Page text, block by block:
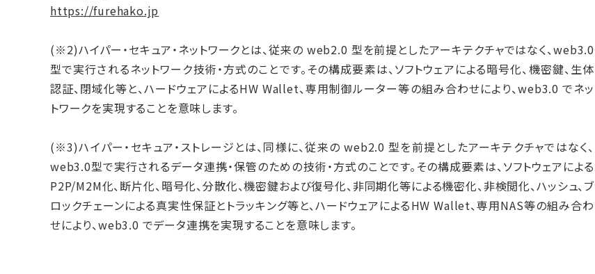
https://furehako.jp
(※2)ハイパー・セキュア・ネットワークとは、従来の web2.0 型を前提としたアーキテクチャではなく、web3.0
型で実行されるネットワーク技術・方式のことです。その構成要素は、ソフトウェアによる暗号化、機密鍵、生体
認証、閉域化等と、ハードウェアによるHW Wallet、専用制御ルーター等の組み合わせにより、web3.0 でネッ
トワークを実現することを意味します。
(※3)ハイパー・セキュア・ストレージとは、同様に、従来の web2.0 型を前提としたアーキテクチャではなく、
web3.0型で実行されるデータ連携・保管のための技術・方式のことです。その構成要素は、ソフトウェアによる
P2P/M2M化、断片化、暗号化、分散化、機密鍵および復号化、非同期化等による機密化、非検閲化、ハッシュ、ブ
ロックチェーンによる真実性保証とトラッキング等と、ハードウェアによるHW Wallet、専用NAS等の組み合わ
せにより、web3.0 でデータ連携を実現することを意味します。